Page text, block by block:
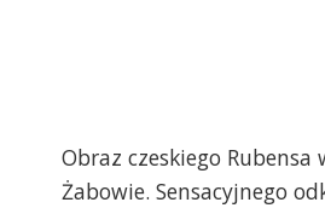
Obraz czeskiego Rubensa
Żabowie. Sensacyjnego